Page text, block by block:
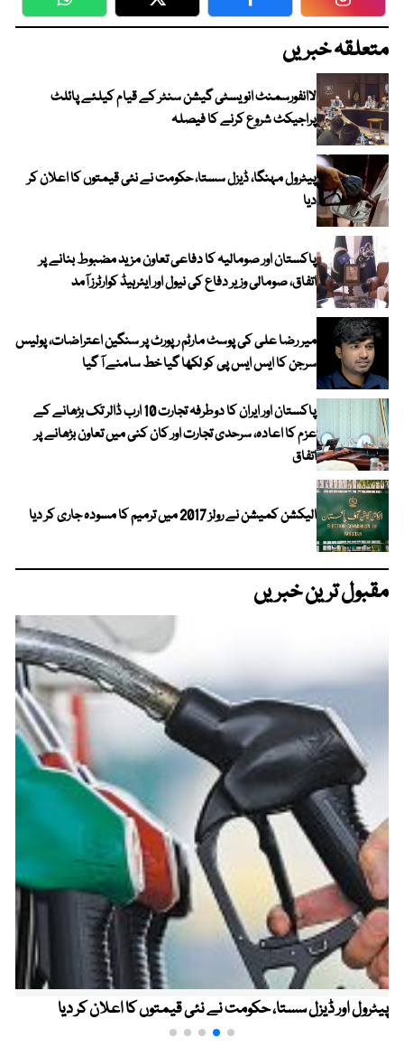
WhatsApp Twitter Facebook
متعلقہ خبریں
لاانفورسمنٹ انویسٹی گیشن سنٹر کے قیام کیلئے پائلٹ
پراجیکٹ شروع کرنے کا فیصلہ
پیٹرول مہنگا، ڈیزل سستا، حکومت نے نئی قیمتوں کا اعلان کر
دیا
پاکستان اور صومالیہ کا دفاعی تعاون مزید مضبوط بنانے پر
اتفاق، صومالی وزیر دفاع کی نیول اور ایئرہیڈ کوارٹرز آمد
میر رضا علی کی پوسٹ مارٹم رپورٹ پر سنگین اعتراضات، پولیس
سرجن کا ایس ایس پی کو لکھا گیا خط سامنے آ گیا
پاکستان اور ایران کا دوطرفہ تجارت 10 ارب ڈالر تک بڑھانے کے
عزم کا اعادہ، سرحدی تجارت اور کان کنی میں تعاون بڑھانے پر
اتفاق
الیکشن کمیشن نے رولز 2017 میں ترمیم کا مسودہ جاری کر دیا
مقبول ترین خبریں
پیٹرول اور ڈیزل سستا، حکومت نے نئی قیمتوں کا اعلان کر دیا